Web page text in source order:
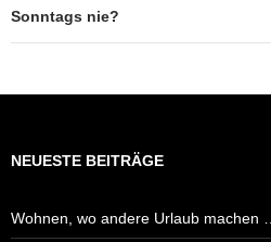
Sonntags nie?
NEUESTE BEITRÄGE
Wohnen, wo andere Urlaub machen …